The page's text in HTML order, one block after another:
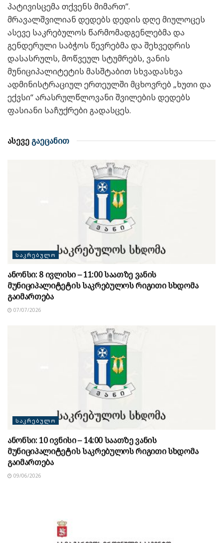
პატივისცემა თქვენს მიმართ”.
მრავალშვილიან დედებს დედის დღე მიულოცეს
ასევე საკრებულოს წარმომადგენლებმა და
გენდერული საბჭოს წევრებმა და შეხვედრის
დასასრულს, მოწვეულ სტუმრებს, ვანის
მუნიციპალიტეტის მასშტაბით სხვადასხვა
ადმინისტრაციულ ერთეულში მცხოვრებ „ხუთი და
ექვსი“ არასრულწლოვანი შვილების დედებს
ფასიანი საჩუქრები გადასცეს.
ასევე გაეცანით
ᲡᲐᲙᲠᲔᲑᲣᲚᲝ
ანონსი: 8 ივლისი – 11:00 საათზე ვანის
მუნიციპალიტეტის საკრებულოს რიგითი სხდომა
გაიმართება
07/07/2026
ᲡᲐᲙᲠᲔᲑᲣᲚᲝ
ანონსი: 10 ივნისი – 14:00 საათზე ვანის
მუნიციპალიტეტის საკრებულოს რიგითი სხდომა
გაიმართება
09/06/2026